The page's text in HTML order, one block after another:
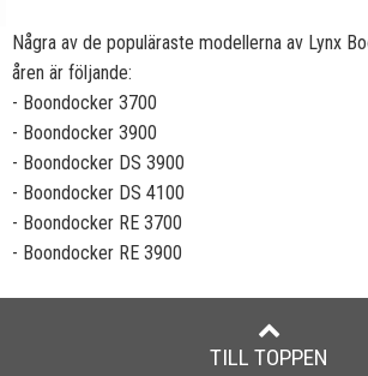
Några av de populäraste modellerna av Lynx
åren är följande:
- Boondocker 3700
- Boondocker 3900
- Boondocker DS 3900
- Boondocker DS 4100
- Boondocker RE 3700
- Boondocker RE 3900
TILL TOPPEN